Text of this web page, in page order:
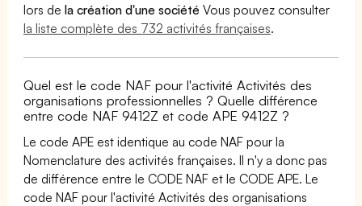
lors dela création d'une société Vous pouvez consulter
la liste complète des 732 activités françaises.
Quel est le code NAF pour l'activité Activités des
organisations professionnelles ? Quelle différence
entre code NAF 9412Z et code APE 9412Z ?
Le code APE est identique au code NAF pour la
Nomenclature des activités françaises. Il n'y a donc pas
de différence entre le CODE NAF et le CODE APE. Le
code NAF pour l'activité Activités des organisations